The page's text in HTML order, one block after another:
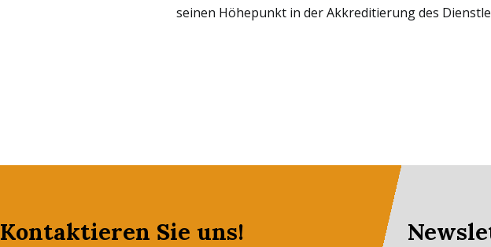
seinen Höhepunkt in der Akkreditierung des
Kontaktieren Sie uns!